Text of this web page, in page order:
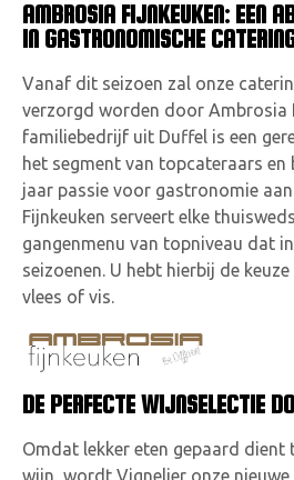
AMBROSIA FIJNKEUKEN: EEN
IN GASTRONOMISCHE
Vanaf dit seizoen zal onze
verzorgd worden door Ambrosia
familiebedrijf uit Duffel is een
het segment van topcateraars en
jaar passie voor gastronomie
Fijnkeuken serveert elke
gangenmenu van topniveau dat
seizoenen. U hebt hierbij de
vlees of vis.
DE PERFECTE WIJNSELECTIE
Omdat lekker eten gepaard dient
wijn, wordt Vignelier onze nieuwe